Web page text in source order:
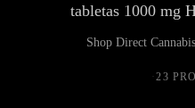
tabletas 1000 mg
Shop Direct
·23